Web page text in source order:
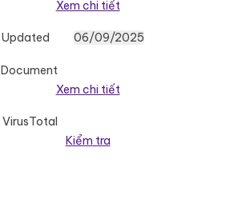
Xem chi tiết
Updated 06/09/2025
Document
Xem chi tiết
VirusTotal
Kiểm tra